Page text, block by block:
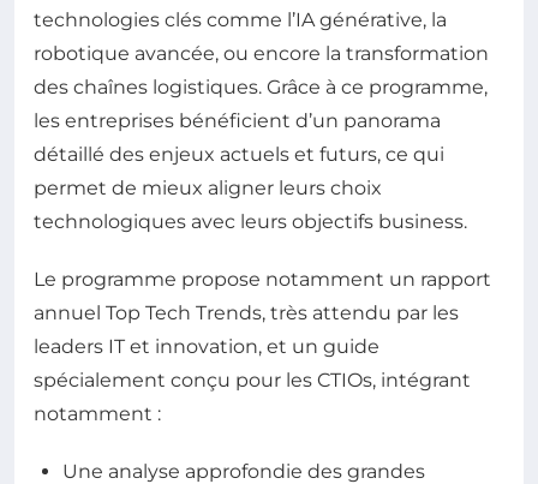
technologies clés comme l’IA générative, la
robotique avancée, ou encore la transformation
des chaînes logistiques. Grâce à ce programme,
les entreprises bénéficient d’un panorama
détaillé des enjeux actuels et futurs, ce qui
permet de mieux aligner leurs choix
technologiques avec leurs objectifs business.
Le programme propose notamment un rapport
annuel Top Tech Trends, très attendu par les
leaders IT et innovation, et un guide
spécialement conçu pour les CTIOs, intégrant
notamment :
Une analyse approfondie des grandes